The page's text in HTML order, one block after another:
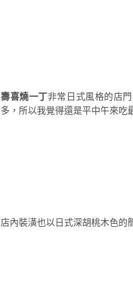
壽喜燒一丁非常日式風格的店
多，所以我覺得還是平中午來吃
店內裝潢也以日式深胡桃木色的